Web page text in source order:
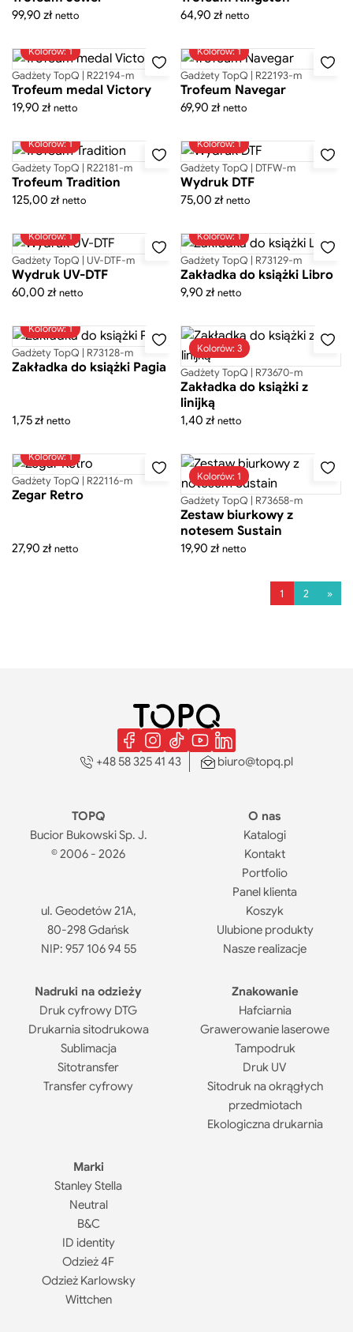
99,90 złnetto 64,90 złnetto
Kolorów: 1
Gadżety TopQ | R22194-m
Trofeum medal Victory
19,90 złnetto
Kolorów: 1
Gadżety TopQ | R22193-m
Trofeum Navegar
69,90 złnetto
Kolorów: 1
Gadżety TopQ | R22181-m
Trofeum Tradition
125,00 złnetto
Kolorów: 1
Gadżety TopQ | DTFW-m
Wydruk DTF
75,00 złnetto
Kolorów: 1
Gadżety TopQ | UV-DTF-m
Wydruk UV-DTF
60,00 złnetto
Kolorów: 1
Gadżety TopQ | R73129-m
Zakładka do książki Libro
9,90 złnetto
Kolorów: 1
Gadżety TopQ | R73128-m
Zakładka do książki Pagia
1,75złnetto
Kolorów: 3
Gadżety TopQ | R73670-m
Zakładka do książki z
linijką
1,40 złnetto
Kolorów: 1
Gadżety TopQ | R22116-m
Zegar Retro
27,90 złnetto
Kolorów: 1
Gadżety TopQ | R73658-m
Zestaw biurkowy z
notesem Sustain
19,90 złnetto
1 2 »
+48 58 325 41 43 biuro@topq.pl
TOPQ
Bucior Bukowski Sp. J.
© 2006 - 2026
ul. Geodetów 21A,
80-298 Gdańsk
NIP: 957 106 94 55
O nas
Katalogi
Kontakt
Portfolio
Panel klienta
Koszyk
Ulubione produkty
Nasze realizacje
Nadruki na odzieży
Druk cyfrowy DTG
Drukarnia sitodrukowa
Sublimacja
Sitotransfer
Transfer cyfrowy
Znakowanie
Hafciarnia
Grawerowanie laserowe
Tampodruk
Druk UV
Sitodruk na okrągłych
przedmiotach
Ekologiczna drukarnia
Marki
Stanley Stella
Neutral
B&C
ID identity
Odzież 4F
Odzież Karlowsky
Wittchen